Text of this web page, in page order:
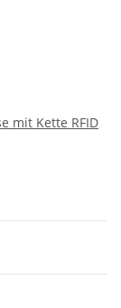
mit Kette RFID